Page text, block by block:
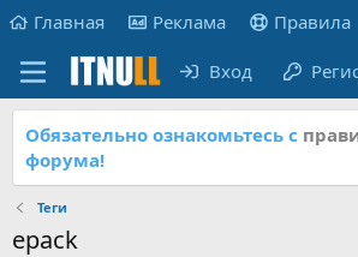
Главная Реклама Правила
Вход
Обязательно ознакомьтесь с
форума!
Теги
epack